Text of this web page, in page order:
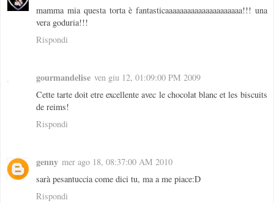
mamma mia questa torta è fantasticaaaaaaaaaaaaaaaaaaaaa!!! una
vera goduria!!!
Rispondi
gourmandelise ven giu 12, 01:09:00 PM 2009
Cette tarte doit etre excellente avec le chocolat blanc et les biscuits
de reims!
Rispondi
genny mer ago 18, 08:37:00 AM 2010
sarà pesantuccia come dici tu, ma a me piace:D
Rispondi